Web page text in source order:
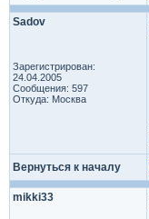
Sadov
Зарегистрирован:
24.04.2005
Сообщения: 597
Откуда: Москва
Вернуться к началу
mikki33